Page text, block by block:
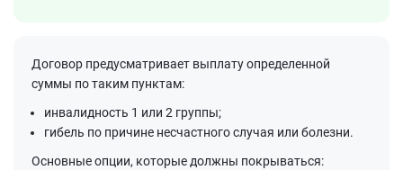
Договор предусматривает выплату определенной
суммы по таким пунктам:
инвалидность 1 или 2 группы;
гибель по причине несчастного случая или болезни.
Основные опции, которые должны покрываться: